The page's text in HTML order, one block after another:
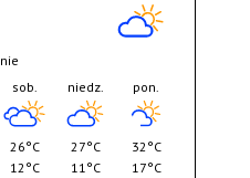
sob.
26°C
12°C
niedz.
27°C
11°C
pon.
32°C
17°C